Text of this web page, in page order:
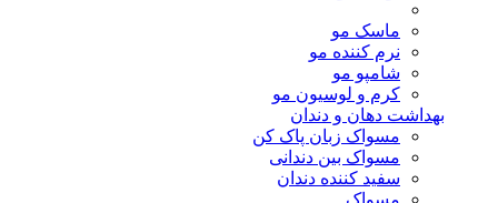
ماسک مو
نرم کننده مو
شامپو مو
کرم و لوسیون مو
بهداشت دهان و دندان
مسواک زبان پاک کن
مسواک بین دندانی
سفید کننده دندان
مسواک